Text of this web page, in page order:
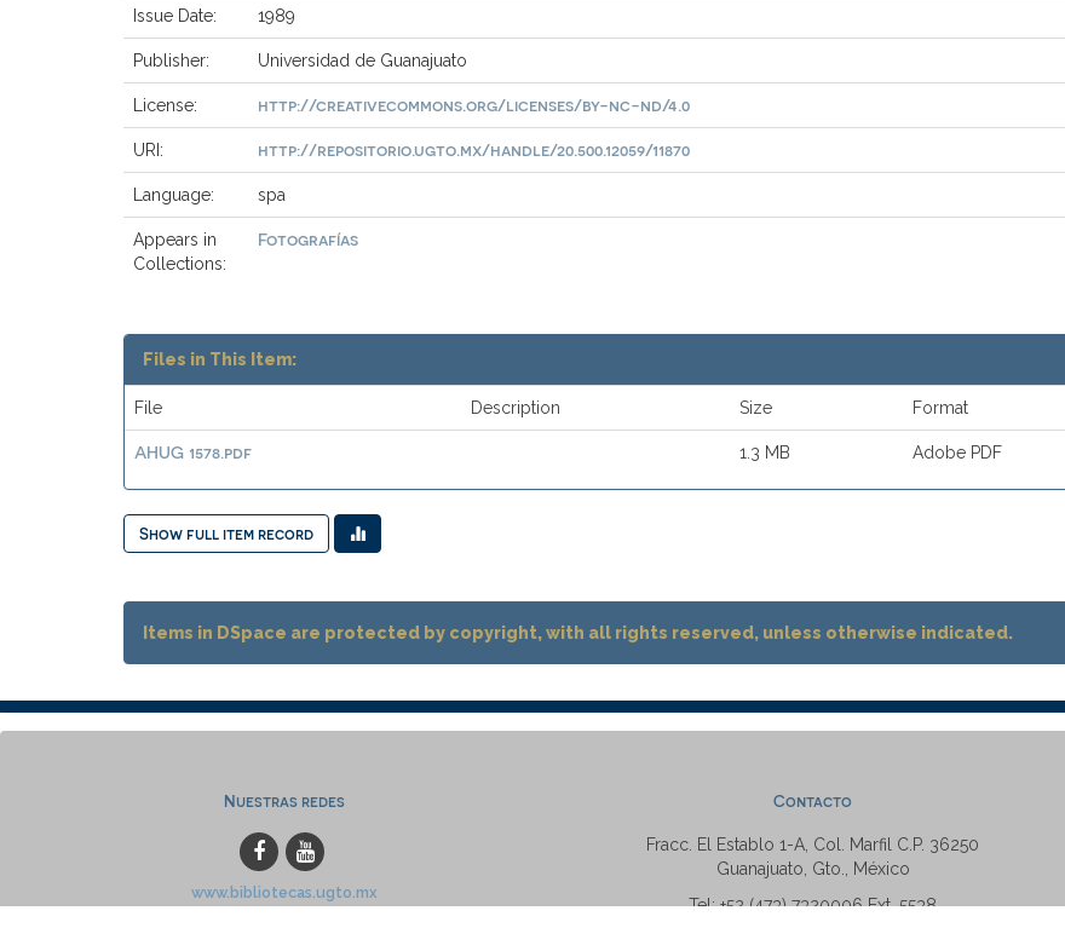
Issue Date: 1989
Publisher: Universidad de Guanajuato
License: http://creativecommons.org/licenses/by-nc-nd/4.0
URI: http://repositorio.ugto.mx/handle/20.500.12059/11870
Language: spa
Appears in
Collections:
Fotografías
Files in This Item:
File Description Size Format
AHUG 1578.pdf 1.3 MB Adobe PDF
Show full item record
Items in DSpace are protected by copyright, with all rights reserved, unless otherwise indicated.
Nuestras redes
www.bibliotecas.ugto.mx
Contacto
Fracc. El Establo 1-A, Col. Marfil C.P. 36250
Guanajuato, Gto., México
Tel: +52 (473) 7320006 Ext. 5538